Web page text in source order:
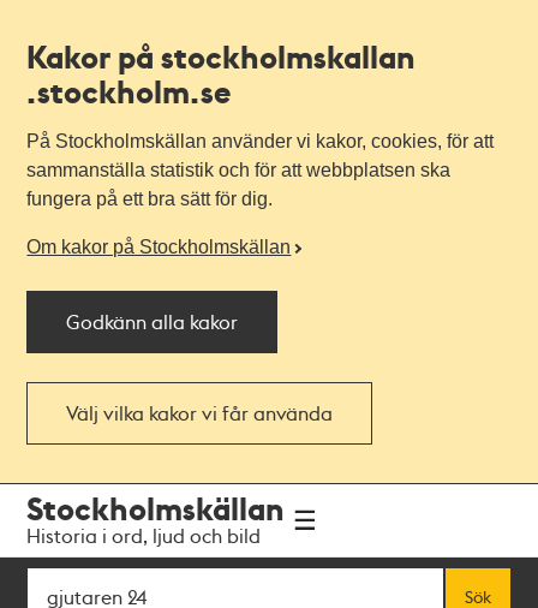
Kakor på stockholmskallan
.stockholm.se
På Stockholmskällan använder vi kakor, cookies, för att
sammanställa statistik och för att webbplatsen ska
fungera på ett bra sätt för dig.
Om kakor på Stockholmskällan
Godkänn alla kakor
Välj vilka kakor vi får använda
navigationen
huvudinnehållet
Stockholmskällan
Historia i ord, ljud och bild
Sök
Sök